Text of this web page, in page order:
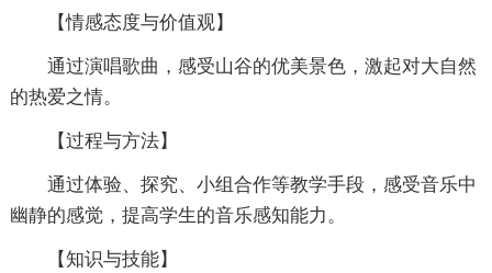
【情感态度与价值观】
通过演唱歌曲，感受山谷的优美景色，激起对大自然
的热爱之情。
【过程与方法】
通过体验、探究、小组合作等教学手段，感受音乐中
幽静的感觉，提高学生的音乐感知能力。
【知识与技能】